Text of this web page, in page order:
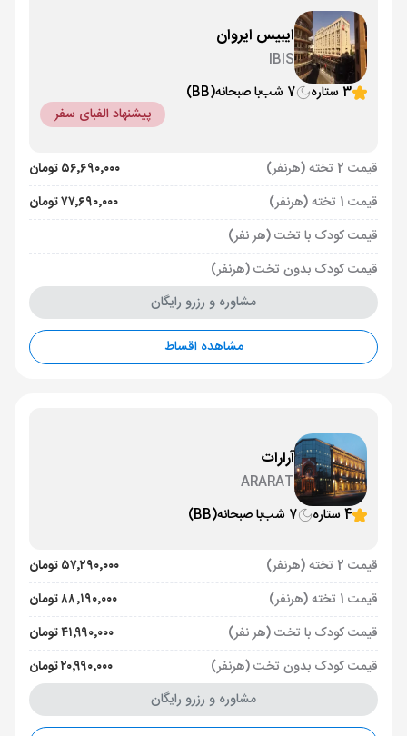
ایبیس ایروان
IBIS
3 ستاره
7 شب با صبحانه(BB)
پیشنهاد الفبای سفر
قیمت 2 تخته (هرنفر)
۵۶٬۶۹۰٬۰۰۰ تومان
قیمت 1 تخته (هرنفر)
۷۷٬۶۹۰٬۰۰۰ تومان
قیمت کودک با تخت (هر نفر)
قیمت کودک بدون تخت (هرنفر)
مشاوره و رزرو رایگان
مشاهده اقساط
آرارات
ARARAT
4 ستاره
7 شب با صبحانه(BB)
قیمت 2 تخته (هرنفر)
۵۷٬۲۹۰٬۰۰۰ تومان
قیمت 1 تخته (هرنفر)
۸۸٬۱۹۰٬۰۰۰ تومان
قیمت کودک با تخت (هر نفر)
۴۱٬۹۹۰٬۰۰۰ تومان
قیمت کودک بدون تخت (هرنفر)
۲۰٬۹۹۰٬۰۰۰ تومان
مشاوره و رزرو رایگان